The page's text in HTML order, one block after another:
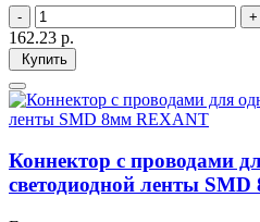
162.23 р.
Купить
Коннектор с проводами
светодиодной ленты